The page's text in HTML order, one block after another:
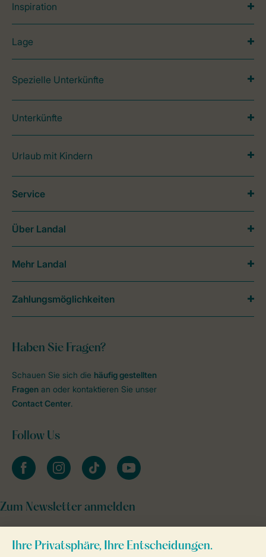
Inspiration
Lage
Spezielle Unterkünfte
Unterkünfte
Urlaub mit Kindern
Haben Sie Fragen?
Schauen Sie sich die häufig gestellten
Fragen an oder kontaktieren Sie unser
Contact Center.
Follow Us
facebookinstagramtiktok youtube
Zum Newsletter anmelden
Service
Über Landal
Mehr Landal
Zahlungsmöglichkeiten